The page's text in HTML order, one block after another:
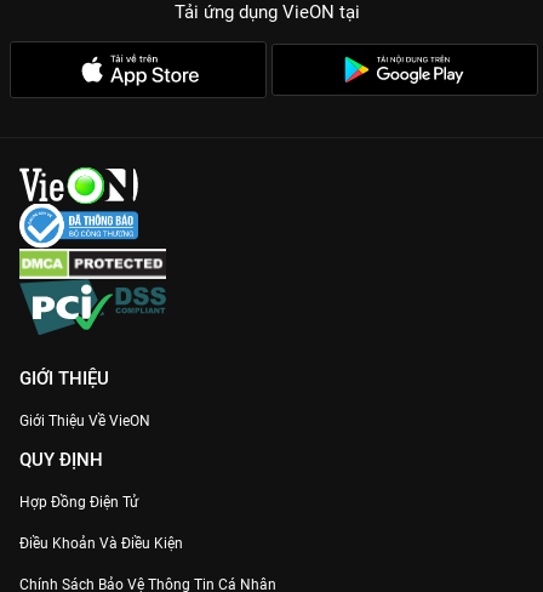
Tải ứng dụng VieON tại
GIỚI THIỆU
Giới Thiệu Về VieON
QUY ĐỊNH
Hợp Đồng Điện Tử
Điều Khoản Và Điều Kiện
Chính Sách Bảo Vệ Thông Tin Cá Nhân